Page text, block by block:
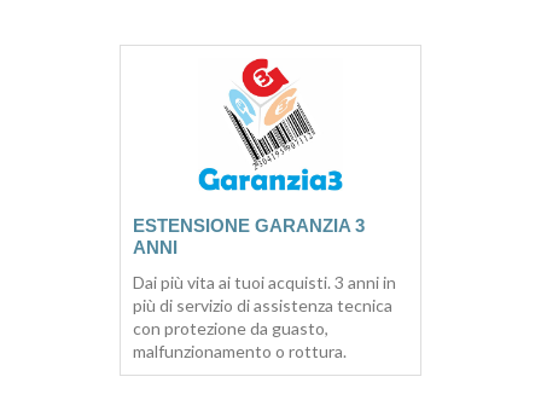
ESTENSIONE GARANZIA 3
ANNI
Dai più vita ai tuoi acquisti. 3 anni in
più di servizio di assistenza tecnica
con protezione da guasto,
malfunzionamento o rottura.